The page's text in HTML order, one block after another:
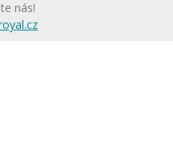
nás!